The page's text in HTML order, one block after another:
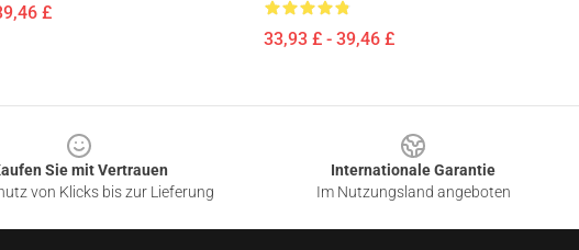
£
33,93 £ - 39,46 £
Sie mit Vertrauen
von Klicks bis zur Lieferung
Internationale Garantie
Im Nutzungsland angeboten